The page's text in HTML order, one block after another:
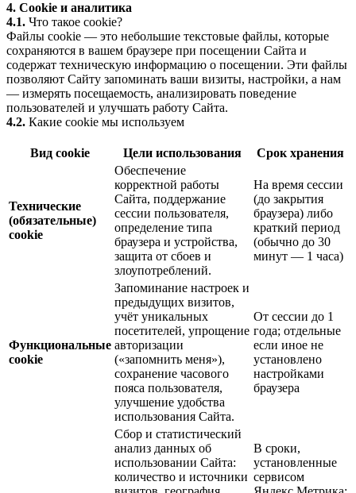
4. Cookie и аналитика
4.1. Что такое cookie?
Файлы cookie — это небольшие текстовые файлы, которые
сохраняются в вашем браузере при посещении Сайта и
содержат техническую информацию о посещении. Эти файлы
позволяют Сайту запоминать ваши визиты, настройки, а нам
— измерять посещаемость, анализировать поведение
пользователей и улучшать работу Сайта.
4.2. Какие cookie мы используем
Вид cookie Цели использования Срок хранения
Технические
(обязательные)
cookie
Обеспечение
корректной работы
Сайта, поддержание
сессии пользователя,
определение типа
браузера и устройства,
защита от сбоев и
злоупотреблений.
На время сессии
(до закрытия
браузера) либо
краткий период
(обычно до 30
минут — 1 часа)
Функциональные
cookie
Запоминание настроек и
предыдущих визитов,
учёт уникальных
посетителей, упрощение
авторизации
(«запомнить меня»),
сохранение часового
пояса пользователя,
улучшение удобства
использования Сайта.
От сессии до 1
года; отдельные
если иное не
установлено
настройками
браузера
Сбор и статистический
анализ данных об
использовании Сайта:
количество и источники
В сроки,
установленные
сервисом